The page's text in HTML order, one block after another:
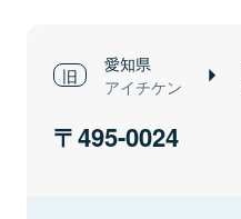
愛知県
アイチケン
495-0024